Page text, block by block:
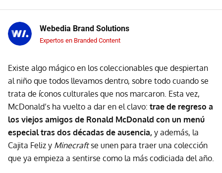
Webedia Brand Solutions
Expertos en Branded Content
Existe algo mágico en los coleccionables que despiertan
al niño que todos llevamos dentro, sobre todo cuando se
trata de íconos culturales que nos marcaron. Esta vez,
McDonald’s ha vuelto a dar en el clavo: trae de regreso a
los viejos amigos de Ronald McDonald con un menú
especial tras dos décadas de ausencia, y además, la
Cajita Feliz y Minecraftse unen para traer una colección
que ya empieza a sentirse como la más codiciada del año.